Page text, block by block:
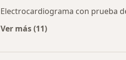
Electrocardiograma con prueba
Ver más (11)